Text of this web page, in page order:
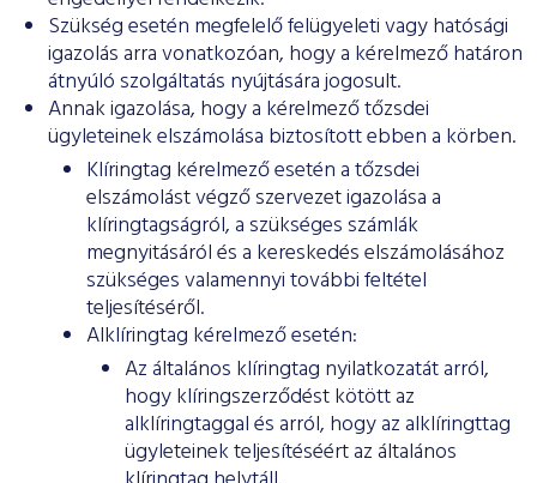
ESG Útmutató
Szükség esetén megfelelő felügyeleti vagy hatósági
igazolás arra vonatkozóan, hogy a kérelmező határon
átnyúló szolgáltatás nyújtására jogosult.
Annak igazolása, hogy a kérelmező tőzsdei
ügyleteinek elszámolása biztosított ebben a körben.
Klíringtag kérelmező esetén a tőzsdei
elszámolást végző szervezet igazolása a
klíringtagságról, a szükséges számlák
megnyitásáról és a kereskedés elszámolásához
szükséges valamennyi további feltétel
teljesítéséről.
Alklíringtag kérelmező esetén:
Az általános klíringtag nyilatkozatát arról,
hogy klíringszerződést kötött az
alklíringtaggal és arról, hogy az alklíringttag
ügyleteinek teljesítéséért az általános